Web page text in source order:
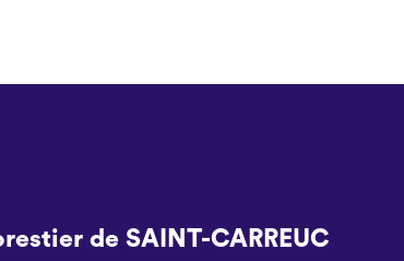
de SAINT-CARREUC